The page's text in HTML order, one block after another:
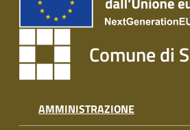
Comune di
AMMINISTRAZIONE